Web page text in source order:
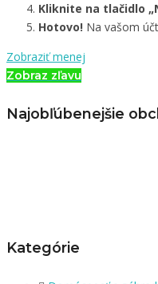
Kliknite na tlačidlo
Hotovo! Na vašom
Zobraziť menej
Zobraz zľavu
Najobľúbenejšie
Kategórie